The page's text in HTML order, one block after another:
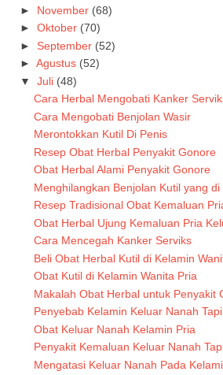
► November (68)
► Oktober (70)
► September (52)
► Agustus (52)
▼ Juli (48)
Cara Herbal Mengobati Kanker
Cara Mengobati Benjolan Wasir
Merontokkan Kutil Di Penis
Resep Obat Herbal Penyakit Gonore
Obat Herbal Alami Penyakit Gonore
Menghilangkan Benjolan Kutil yang di
Resep Tradisional Obat Kemaluan
Obat Herbal Ujung Kemaluan Pria
Cara Mencegah Kanker Serviks
Beli Obat Herbal Kutil di Kelamin
Obat Kutil di Kelamin Wanita Pria
Makalah Obat Herbal untuk Penyakit
Penyebab Kelamin Keluar Nanah
Obat Keluar Nanah Kelamin Pria
Penyakit Kemaluan Keluar Nanah
Mengatasi Keluar Nanah Pada